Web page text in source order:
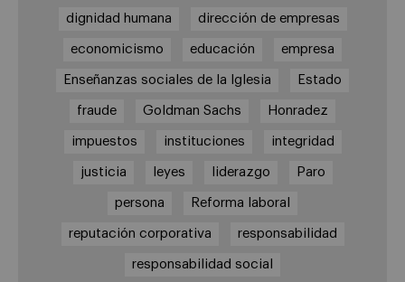
dignidad humana dirección de empresas
economicismo educación empresa
Enseñanzas sociales de la Iglesia Estado
fraude Goldman Sachs Honradez
impuestos instituciones integridad
justicia leyes liderazgo Paro
persona Reforma laboral
reputación corporativa responsabilidad
responsabilidad social